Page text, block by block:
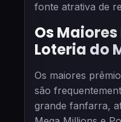
fonte atrativa de
Os
Loteria do
Os maiores
são
grande fanfarra,